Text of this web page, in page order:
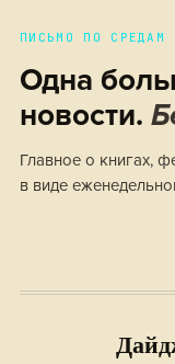
ПИСЬМО ПО СРЕДАМ
Одна
новости.
Главное о книгах,
в виде